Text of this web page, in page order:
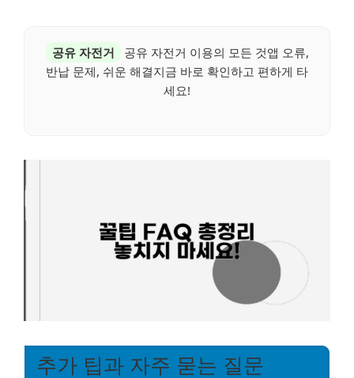
공유 자전거
공유 자전거 이용의 모든 것앱 오류,
반납 문제, 쉬운 해결지금 바로 확인하고 편하게 타
세요!
추가 팁과 자주 묻는 질문